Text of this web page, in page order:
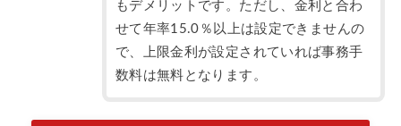
もデメリットです。ただし、金利と合わ
せて年率15.0％以上は設定できませんの
で、上限金利が設定されていれば事務手
数料は無料となります。